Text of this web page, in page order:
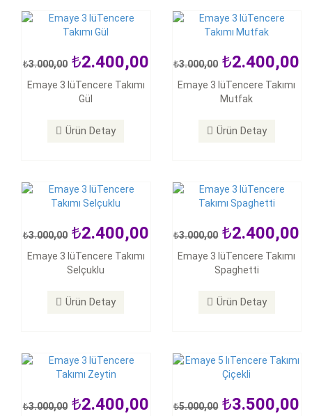
3.000,00 2.400,00
Emaye 3 lüTencere Takımı
Gül
Ürün Detay
3.000,00 2.400,00
Emaye 3 lüTencere Takımı
Mutfak
Ürün Detay
3.000,00 2.400,00
Emaye 3 lüTencere Takımı
Selçuklu
Ürün Detay
3.000,00 2.400,00
3.000,00 2.400,00
Emaye 3 lüTencere Takımı
Spaghetti
Ürün Detay
3.000,00 2.400,00
3.000,00 2.400,00
3.000,00 2.400,00
Emaye 3 lüTencere Takımı
5.000,00 3.500,00
5.000,00 3.500,00
Emaye 5 lıTencere Takımı